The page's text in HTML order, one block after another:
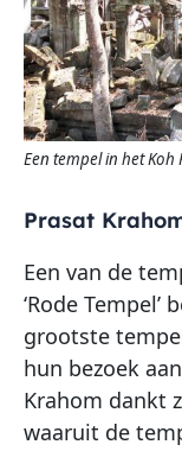
Een tempel in het Koh
Prasat
Een van de
‘Rode
grootste
hun bezoek
Krahom dankt
waaruit de